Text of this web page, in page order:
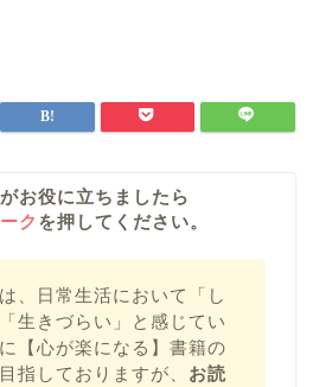
お役に立ちましたら
ク を押してください。
、日常生活において「し
生きづらい」と感じてい
【心が楽になる】書籍の
指しておりますが、 お読